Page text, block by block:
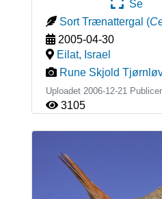
Se
Sort Trænattergal (
2005-04-30
Eilat, Israel
Rune Skjold
Uploadet 2006-12-21
3105